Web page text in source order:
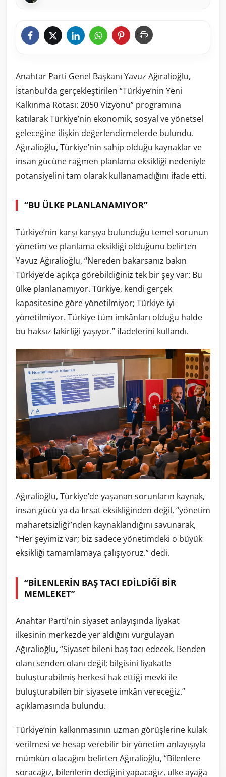
Anahtar Parti Genel Başkanı Yavuz Ağıralioğlu,
İstanbul’da gerçekleştirilen “Türkiye’nin Yeni
Kalkınma Rotası: 2050 Vizyonu” programına
katılarak Türkiye’nin ekonomik, sosyal ve yönetsel
geleceğine ilişkin değerlendirmelerde bulundu.
Ağıralioğlu, Türkiye’nin sahip olduğu kaynaklar ve
insan gücüne rağmen planlama eksikliği nedeniyle
potansiyelini tam olarak kullanamadığını ifade etti.
“BU ÜLKE PLANLANAMIYOR”
Türkiye’nin karşı karşıya bulunduğu temel sorunun
yönetim ve planlama eksikliği olduğunu belirten
Yavuz Ağıralioğlu, “Nereden bakarsanız bakın
Türkiye’de açıkça görebildiğiniz tek bir şey var: Bu
ülke planlanamıyor. Türkiye, kendi gerçek
kapasitesine göre yönetilmiyor; Türkiye iyi
yönetilmiyor. Türkiye tüm imkânları olduğu halde
bu haksız fakirliği yaşıyor.” ifadelerini kullandı.
Ağıralioğlu, Türkiye’de yaşanan sorunların kaynak,
insan gücü ya da fırsat eksikliğinden değil, “yönetim
maharetsizliği”nden kaynaklandığını savunarak,
“Her şeyimiz var; biz sadece yönetimdeki o büyük
eksikliği tamamlamaya çalışıyoruz.” dedi.
“BİLENLERİN BAŞ TACI EDİLDİĞİ BİR
MEMLEKET”
Anahtar Parti’nin siyaset anlayışında liyakat
ilkesinin merkezde yer aldığını vurgulayan
Ağıralioğlu, “Siyaset bileni baş tacı edecek. Benden
olanı senden olanı değil; bilgisini liyakatle
buluşturabilmiş herkesi hak ettiği mevki ile
buluşturabilen bir siyasete imkân vereceğiz.”
açıklamasında bulundu.
Türkiye’nin kalkınmasının uzman görüşlerine kulak
verilmesi ve hesap verebilir bir yönetim anlayışıyla
mümkün olacağını belirten Ağıralioğlu, “Bilenlere
soracağız, bilenlerin dediğini yapacağız, ülke ayağa